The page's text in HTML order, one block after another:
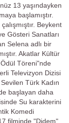
13 yaşındayken
başlamıştır.
Beykent
Gösteri Sanatları
Selena adlı bir
Akatlar Kültür
Töreni"nde
Televizyon Dizisi
Türk Kadın
başlayan daha
Su karakterini
Komedi
filminde "Didem"